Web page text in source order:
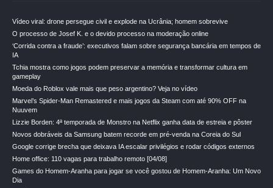
Vídeo viral: drone persegue civil e explode na Ucrânia; homem sobrevive
O processo de Josef K. e o devido processo na moderação online
‘Corrida contra a fraude’: executivos falam sobre segurança bancária em tempos de
IA
Tchia mostra como jogos podem preservar a memória e transformar cultura em
gameplay
Moeda do Roblox vale mais que peso argentino? Veja no vídeo
Marvel’s Spider-Man Remastered e mais jogos da Steam com até 90% OFF na
Nuuvem
Lizzie Borden: 4ª temporada de Monstro na Netflix ganha data de estreia e pôster
Novos dobráveis da Samsung batem recorde em pré-venda na Coreia do Sul
Google corrige brecha que deixava IA escalar privilégios e rodar códigos externos
Home office: 110 vagas para trabalho remoto [04/08]
Games do Homem-Aranha para jogar se você gostou de Homem-Aranha: Um Novo
Dia